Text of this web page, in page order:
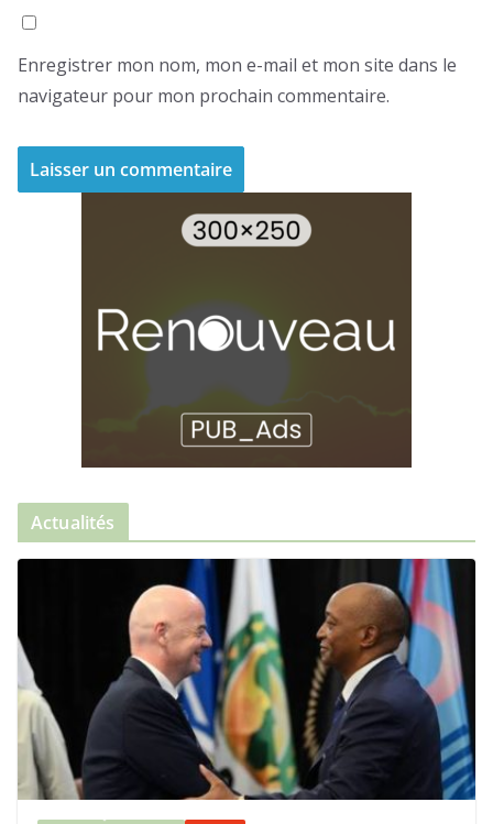
Enregistrer mon nom, mon e-mail et mon site dans le
navigateur pour mon prochain commentaire.
Actualités